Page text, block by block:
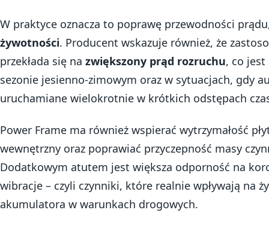
W praktyce oznacza to poprawę przewodności
żywotności. Producent wskazuje również, że
przekłada się na zwiększony prąd rozruchu, co jest
sezonie jesienno-zimowym oraz w sytuacjach, gdy
uruchamiane wielokrotnie w krótkich odstępach
Power Frame ma również wspierać wytrzymałość
wewnętrzny oraz poprawiać przyczepność masy
Dodatkowym atutem jest większa odporność na
wibracje – czyli czynniki, które realnie wpływają na
akumulatora w warunkach drogowych.